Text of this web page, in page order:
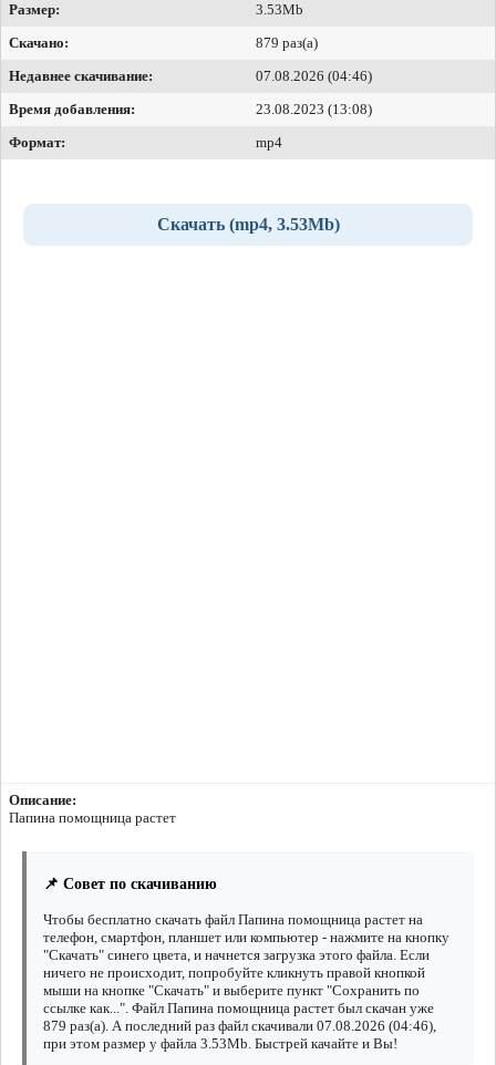
Размер:
3.53Mb
Скачано:
879 раз(а)
Недавнее скачивание:
07.08.2026 (04:46)
Время добавления:
23.08.2023 (13:08)
Формат:
mp4
Скачать (mp4, 3.53Mb)
Описание:
Папина помощница растет
📌 Совет по скачиванию
Чтобы бесплатно скачать файл Папина помощница растет на
телефон, смартфон, планшет или компьютер - нажмите на кнопку
"Скачать" синего цвета, и начнется загрузка этого файла. Если
ничего не происходит, попробуйте кликнуть правой кнопкой
мыши на кнопке "Скачать" и выберите пункт "Сохранить по
ссылке как...". Файл Папина помощница растет был скачан уже
879 раз(а). А последний раз файл скачивали 07.08.2026 (04:46),
при этом размер у файла 3.53Mb. Быстрей качайте и Вы!